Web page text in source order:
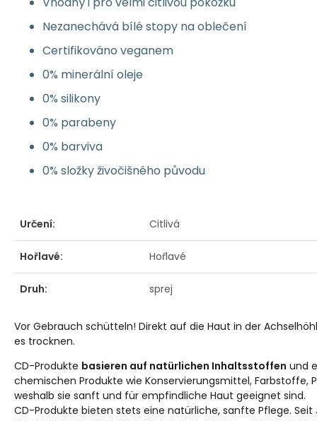
Nezanechává bílé stopy na oblečení
Certifikováno veganem
0% minerální oleje
0% silikony
0% parabeny
0% barviva
0% složky živočišného původu
Určení: Citlivá
Hořlavé: Hořlavé
Druh: sprej
Vor Gebrauch schütteln! Direkt auf die Haut in der
es trocknen.
CD-Produkte basieren auf natürlichen Inhaltsstoffen und
chemischen Produkte wie Konservierungsmittel, Farbstoffe,
weshalb sie sanft und für empfindliche Haut geeignet sind.
CD-Produkte bieten stets eine natürliche, sanfte Pflege.